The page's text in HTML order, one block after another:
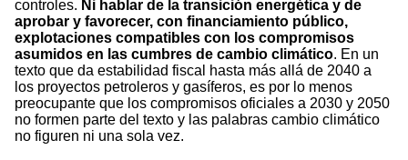
controles. Ni hablar de la transición energética y de
aprobar y favorecer, con financiamiento público,
explotaciones compatibles con los compromisos
asumidos en las cumbres de cambio climático. En un
texto que da estabilidad fiscal hasta más allá de 2040 a
los proyectos petroleros y gasíferos, es por lo menos
preocupante que los compromisos oficiales a 2030 y 2050
no formen parte del texto y las palabras cambio climático
no figuren ni una sola vez.